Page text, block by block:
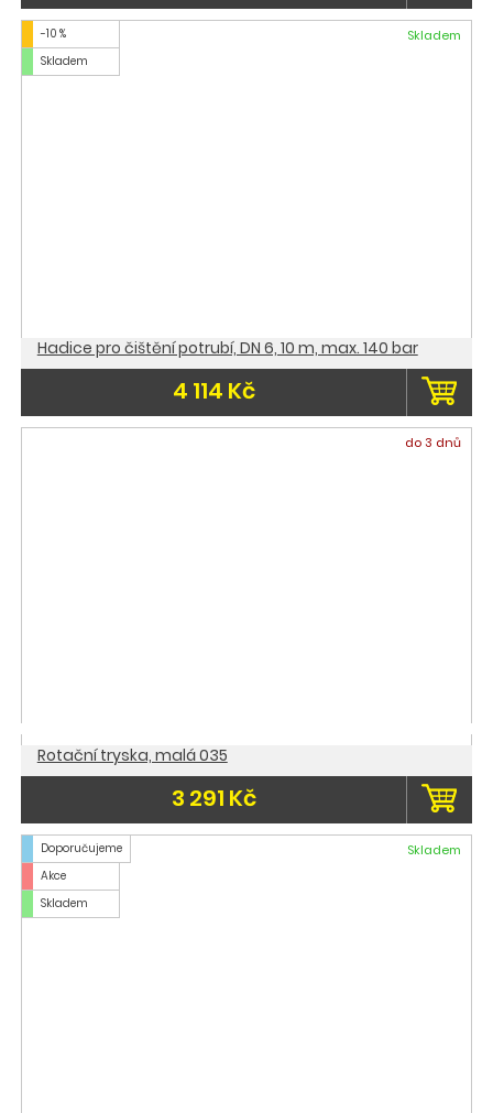
-10 %
Skladem
Skladem
Hadice pro čištění potrubí, DN 6, 10 m, max. 140 bar
4 114 Kč
do 3 dnů
Rotační tryska, malá 035
3 291 Kč
Doporučujeme
Akce
Skladem
Skladem